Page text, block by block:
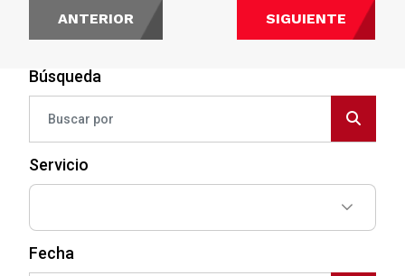
Búsqueda
Servicio
Fecha
ANTERIOR SIGUIENTE